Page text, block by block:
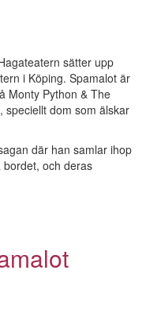
sätter upp
i Köping. Spamalot är
Monty Python & The
speciellt dom som älskar
där han samlar ihop
och deras